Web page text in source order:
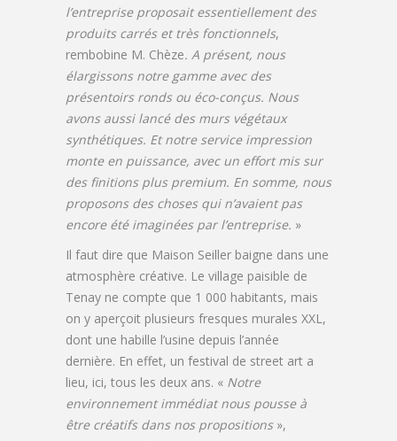
l’entreprise proposait essentiellement des
produits carrés et très fonctionnels,
rembobine M. Chèze. A présent, nous
élargissons notre gamme avec des
présentoirs ronds ou éco-conçus. Nous
avons aussi lancé des murs végétaux
synthétiques. Et notre service impression
monte en puissance, avec un effort mis sur
des finitions plus premium. En somme, nous
proposons des choses qui n’avaient pas
encore été imaginées par l’entreprise. »
Il faut dire que Maison Seiller baigne dans une
atmosphère créative. Le village paisible de
Tenay ne compte que 1 000 habitants, mais
on y aperçoit plusieurs fresques murales XXL,
dont une habille l’usine depuis l’année
dernière. En effet, un festival de street art a
lieu, ici, tous les deux ans. « Notre
environnement immédiat nous pousse à
être créatifs dans nos propositions»,